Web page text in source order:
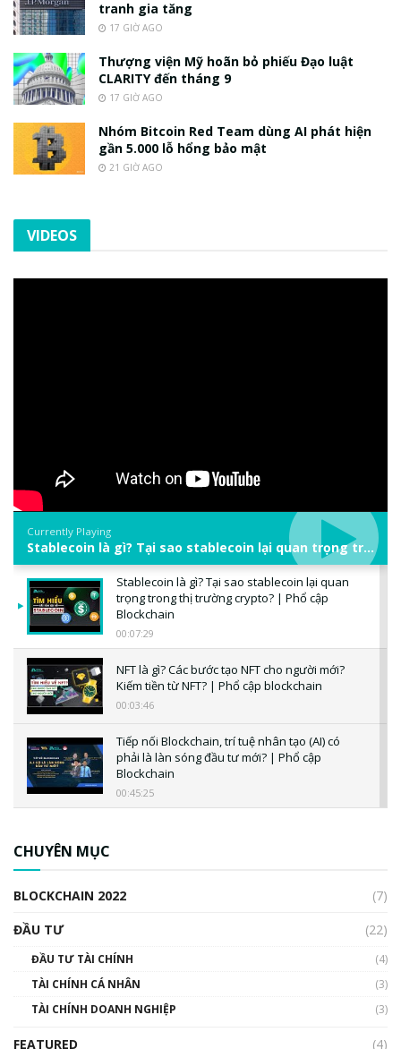
tranh gia tăng
17 GIỜ AGO
Thượng viện Mỹ hoãn bỏ phiếu Đạo luật
CLARITY đến tháng 9
17 GIỜ AGO
Nhóm Bitcoin Red Team dùng AI phát hiện
gần 5.000 lỗ hổng bảo mật
21 GIỜ AGO
VIDEOS
Currently Playing
Stablecoin là gì? Tại sao stablecoin lại quan trọng trong thị trường crypto? | Phổ cập Blockchain
Stablecoin là gì? Tại sao stablecoin lại quan
trọng trong thị trường crypto? | Phổ cập
Blockchain
00:07:29
NFT là gì? Các bước tạo NFT cho người mới?
Kiếm tiền từ NFT? | Phổ cập blockchain
00:03:46
Tiếp nối Blockchain, trí tuệ nhân tạo (AI) có
phải là làn sóng đầu tư mới? | Phổ cập
Blockchain
00:45:25
00:02:14
Nhìn lại năm 2022: Những sự kiện ảnh hưởng
đến hệ sinh thái tiền mã hoá | Phổ cập
CHUYÊN MỤC
BLOCKCHAIN 2022
(7)
ĐẦU TƯ
(22)
ĐẦU TƯ TÀI CHÍNH
(4)
TÀI CHÍNH CÁ NHÂN
(3)
TÀI CHÍNH DOANH NGHIỆP
(3)
FEATURED
(4)